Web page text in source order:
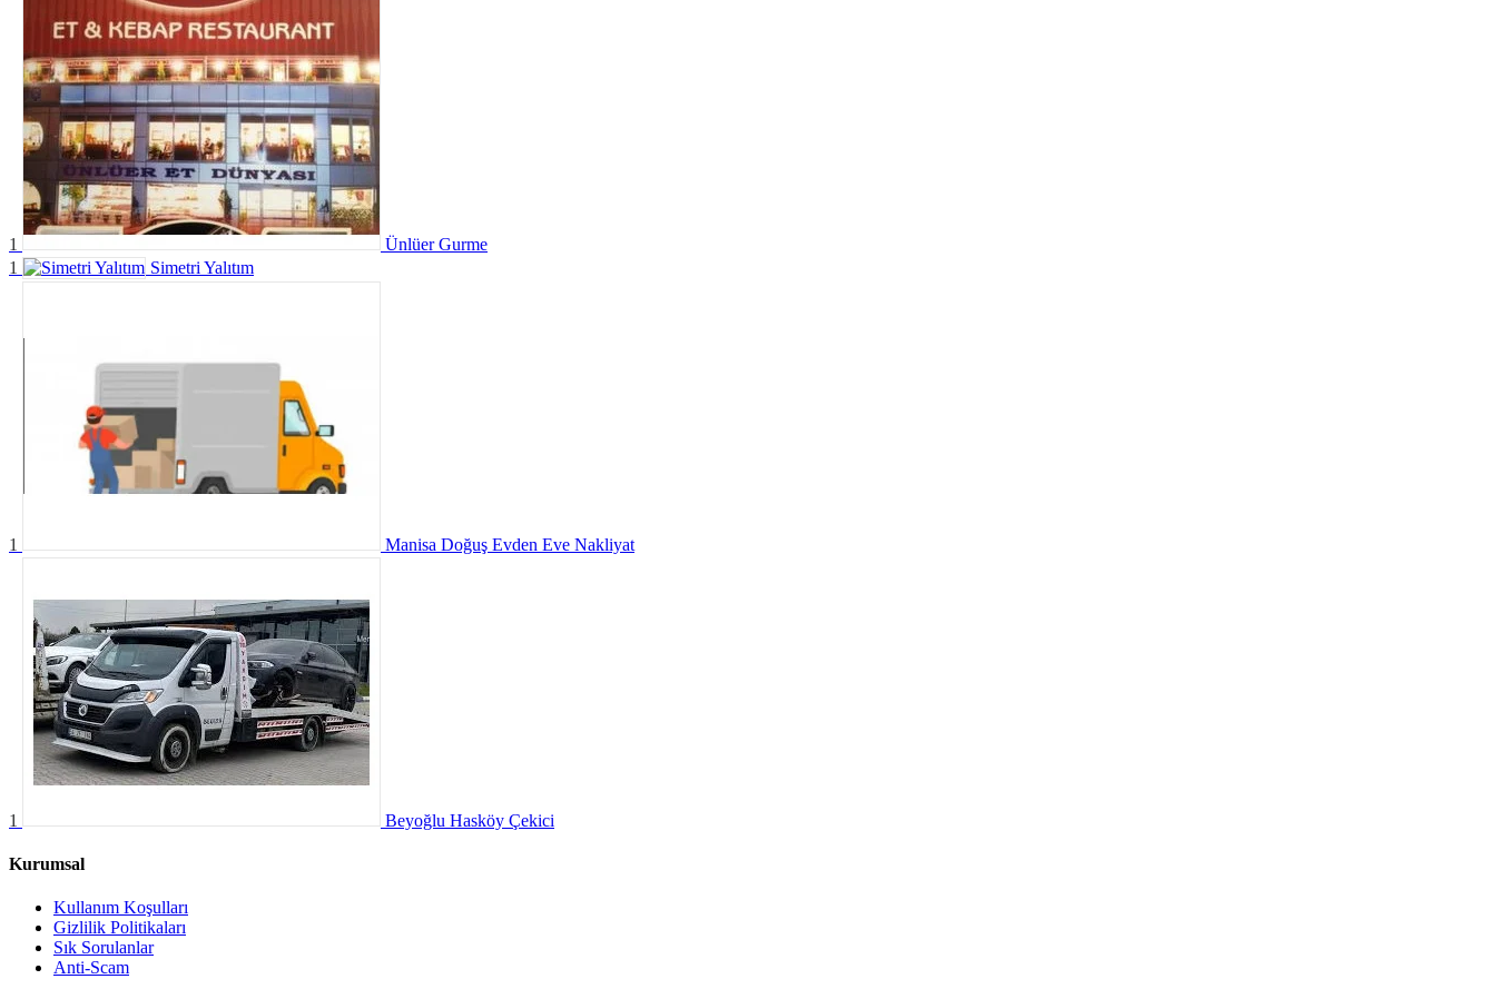
1
Ünlüer Gurme
1
Simetri Yalıtım
1 Manisa Doğuş Evden Eve Nakliyat
1 Beyoğlu Hasköy Çekici
Kurumsal
Kullanım Koşulları
Gizlilik Politikaları
Sık Sorulanlar
Anti-Scam